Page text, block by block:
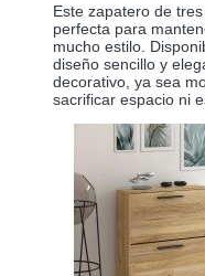
Este zapatero de
perfecta para
mucho estilo.
diseño sencillo y
decorativo, ya sea
sacrificar espacio ni